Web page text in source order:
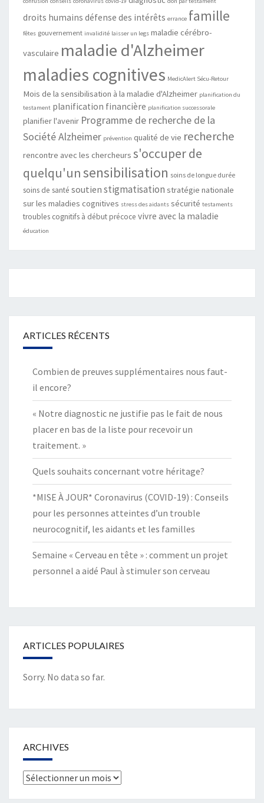
droits humains défense des intérêts errance famille
fêtes gouvernement invalidité laisser un legs maladie cérébro-
vasculaire maladie d'Alzheimer
maladies cognitives MedicAlert Sécu-Retour
Mois de la sensibilisation à la maladie d'Alzheimer planification du
testament planification financière planification successorale
planifier l'avenir Programme de recherche de la
Société Alzheimer prévention qualité de vie recherche
rencontre avec les chercheurs s'occuper de
quelqu'unsensibilisation soins de longue durée
soins de santé soutien stigmatisation stratégie nationale
sur les maladies cognitives stress des aidants sécurité testaments
troubles cognitifs à début précoce vivre avec la maladie
éducation
ARTICLES RÉCENTS
Combien de preuves supplémentaires nous faut-
il encore?
« Notre diagnostic ne justifie pas le fait de nous
placer en bas de la liste pour recevoir un
traitement. »
Quels souhaits concernant votre héritage?
*MISE À JOUR* Coronavirus (COVID-19) : Conseils
pour les personnes atteintes d’un trouble
neurocognitif, les aidants et les familles
Semaine « Cerveau en tête » : comment un projet
personnel a aidé Paul à stimuler son cerveau
ARTICLES POPULAIRES
Sorry. No data so far.
ARCHIVES
Archives